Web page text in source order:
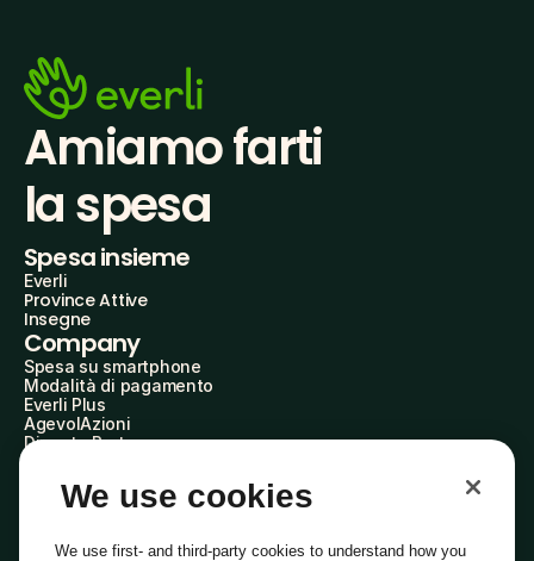
Amiamo farti
la spesa
Spesa insieme
Everli
Province Attive
Insegne
Company
Spesa su smartphone
Modalità di pagamento
Everli Plus
AgevolAzioni
Diventa Partner
Everli Shoppers
About Us
Everli News
We use cookies
We use first- and third-party cookies to understand how you